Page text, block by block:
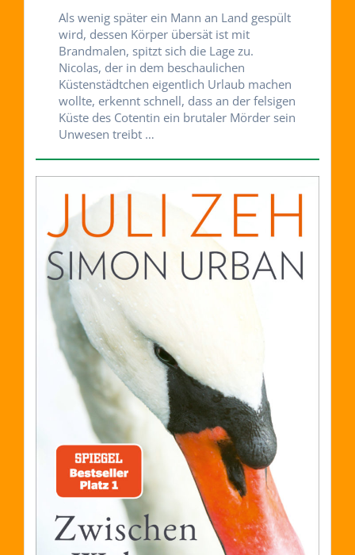
Als wenig später ein Mann an Land gespült
wird, dessen Körper übersät ist mit
Brandmalen, spitzt sich die Lage zu.
Nicolas, der in dem beschaulichen
Küstenstädtchen eigentlich Urlaub machen
wollte, erkennt schnell, dass an der felsigen
Küste des Cotentin ein brutaler Mörder sein
Unwesen treibt …